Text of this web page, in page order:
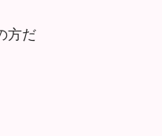
方だ